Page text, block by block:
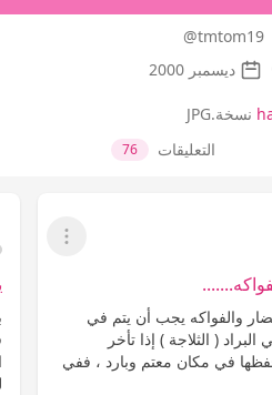
@tmtom19
ديسمبر 2000
التعليقات 76
عرض
والفواكه يجب أن يتم في
( الثلاجة ) إذا تأخر
في مكان معتم وبارد ، ففي